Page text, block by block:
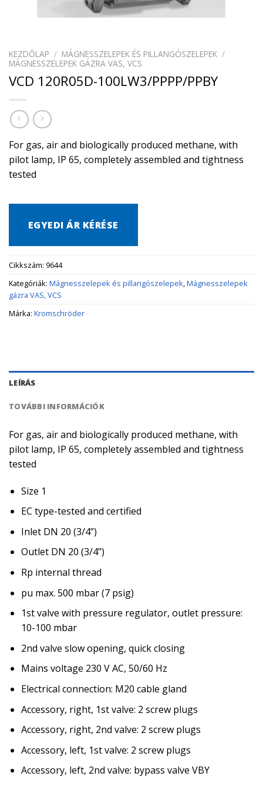
KEZDŐLAP / MÁGNESSZELEPEK ÉS PILLANGÓSZELEPEK /
MÁGNESSZELEPEK GÁZRA VAS, VCS
VCD 120R05D-100LW3/PPPP/PPBY
For gas, air and biologically produced methane, with
pilot lamp, IP 65, completely assembled and tightness
tested
EGYEDI ÁR KÉRÉSE
Cikkszám: 9644
Kategóriák: Mágnesszelepek és pillangószelepek,Mágnesszelepek
gázra VAS, VCS
Márka: Kromschröder
LEÍRÁS
TOVÁBBI INFORMÁCIÓK
For gas, air and biologically produced methane, with
pilot lamp, IP 65, completely assembled and tightness
tested
Size 1
EC type-tested and certified
Inlet DN 20 (3/4”)
Outlet DN 20 (3/4”)
Rp internal thread
pu max. 500 mbar (7 psig)
1st valve with pressure regulator, outlet pressure:
10-100 mbar
2nd valve slow opening, quick closing
Mains voltage 230 V AC, 50/60 Hz
Electrical connection: M20 cable gland
Accessory, right, 1st valve: 2 screw plugs
Accessory, right, 2nd valve: 2 screw plugs
Accessory, left, 1st valve: 2 screw plugs
Accessory, left, 2nd valve: bypass valve VBY